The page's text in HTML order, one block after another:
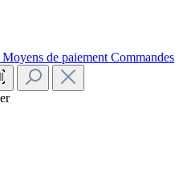
Moyens de paiement Commandes